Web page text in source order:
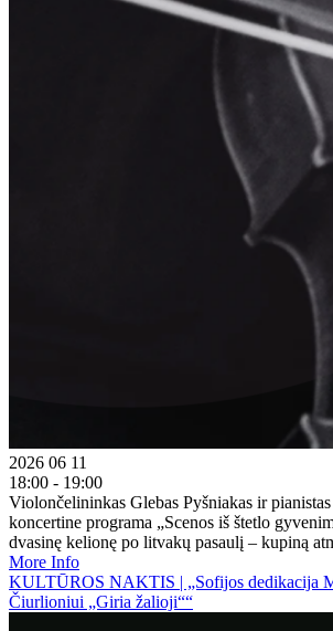
2026 06 11
18:00 - 19:00
Violončelininkas Glebas Pyšniakas ir
koncertine programa „Scenos iš štetlo
dvasinę kelionę po litvakų pasaulį – kupiną
More Info
KULTŪROS NAKTIS | „Sofijos dedikacija
Čiurlioniui „Giria žalioji““